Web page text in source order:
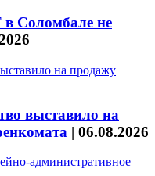
Соломбале не
выставило на
| 06.08.2026